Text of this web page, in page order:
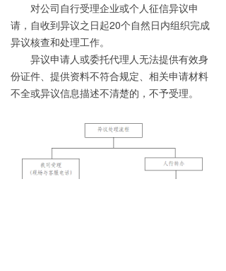
对公司自行受理企业或个人征信异议申
请，自收到异议之日起20个自然日内组织完成
异议核查和处理工作。
异议申请人或委托代理人无法提供有效身
份证件、提供资料不符合规定、相关申请材料
不全或异议信息描述不清楚的，不予受理。